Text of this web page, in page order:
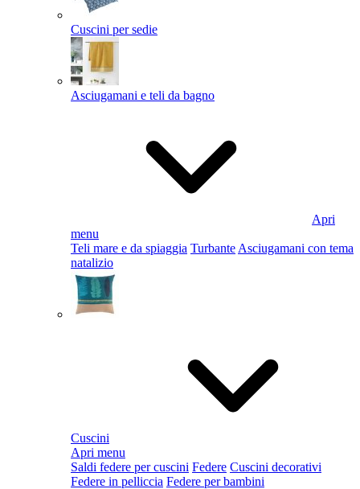
Cuscini per sedie
Asciugamani e teli da bagno
Apri
menu
Teli mare e da spiaggia Turbante Asciugamani con tema
natalizio
Cuscini
Apri menu
Saldi federe per cuscini Federe Cuscini decorativi
Federe in pelliccia Federe per bambini